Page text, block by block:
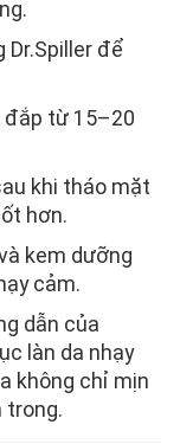
Dr.Spiller để
đắp từ 15–20
khi tháo mặt
hơn.
kem dưỡng
cảm.
dẫn của
làn da nhạy
không chỉ mịn
trong.